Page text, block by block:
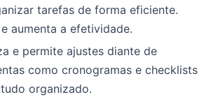
tarefas de forma eficiente.
aumenta a efetividade.
e permite ajustes diante de
como cronogramas e checklists
organizado.